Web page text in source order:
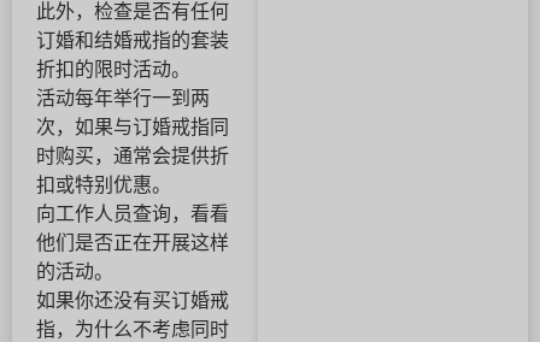
此外，检查是否有任何
订婚和结婚戒指的套装
折扣的限时活动。
活动每年举行一到两
次，如果与订婚戒指同
时购买，通常会提供折
扣或特别优惠。
向工作人员查询，看看
他们是否正在开展这样
的活动。
如果你还没有买订婚戒
指，为什么不考虑同时